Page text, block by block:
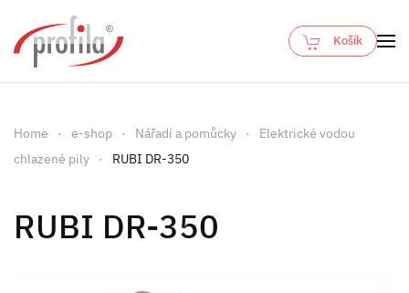
Skip to main content
Košík
Home e-shop Nářadí a pomůcky
Elektrické vodou
chlazené pily
RUBI DR-350
RUBI DR-350